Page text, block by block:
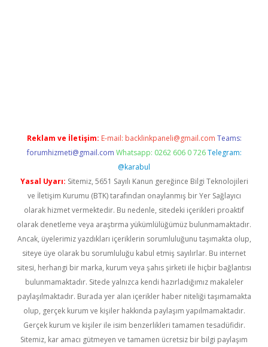
Reklam ve İletişim: E-mail: backlinkpaneli@gmail.com Teams:
forumhizmeti@gmail.com Whatsapp: 0262 606 0 726 Telegram:
@karabul
Yasal Uyarı: Sitemiz, 5651 Sayılı Kanun gereğince Bilgi Teknolojileri
ve İletişim Kurumu (BTK) tarafından onaylanmış bir Yer Sağlayıcı
olarak hizmet vermektedir. Bu nedenle, sitedeki içerikleri proaktif
olarak denetleme veya araştırma yükümlülüğümüz bulunmamaktadır.
Ancak, üyelerimiz yazdıkları içeriklerin sorumluluğunu taşımakta olup,
siteye üye olarak bu sorumluluğu kabul etmiş sayılırlar. Bu internet
sitesi, herhangi bir marka, kurum veya şahıs şirketi ile hiçbir bağlantısı
bulunmamaktadır. Sitede yalnızca kendi hazırladığımız makaleler
paylaşılmaktadır. Burada yer alan içerikler haber niteliği taşımamakta
olup, gerçek kurum ve kişiler hakkında paylaşım yapılmamaktadır.
Gerçek kurum ve kişiler ile isim benzerlikleri tamamen tesadüfidir.
Sitemiz, kar amacı gütmeyen ve tamamen ücretsiz bir bilgi paylaşım